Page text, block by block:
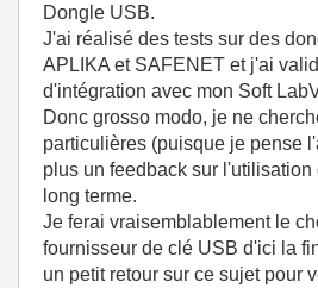
Dongle USB.
J'ai réalisé des tests sur des
APLIKA et SAFENET et j'ai
d'intégration avec mon Soft
Donc grosso modo, je ne
particulières (puisque je pense
plus un feedback sur l'utilisation
long terme.
Je ferai vraisemblablement le
fournisseur de clé USB d'ici la
un petit retour sur ce sujet pour